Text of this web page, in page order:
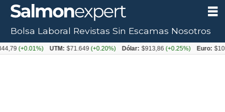
Bolsa Laboral Revistas Sin Escamas Nosotros
UTM: $71.649(+0.20%) Dólar: $913,86(+0.25%) Euro: $1053,08